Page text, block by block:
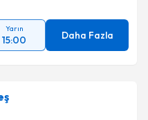
Gönder
Yarın
15:00 Daha Fazla